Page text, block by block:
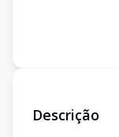
Descrição